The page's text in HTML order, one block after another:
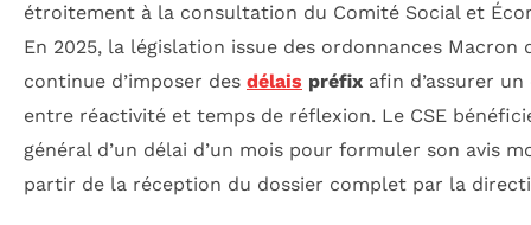
étroitement à la consultation du Comité Social et
En 2025, la législation issue des ordonnances Macron
continue d’imposer des délais préfix afin d’assurer
entre réactivité et temps de réflexion. Le CSE
général d’un délai d’un mois pour formuler son avis
partir de la réception du dossier complet par la